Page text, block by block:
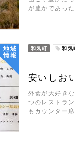
が豊かであっ
地域
情報
和気町 和気
安いしお
外食が大好き
つのレストラ
もカウンター